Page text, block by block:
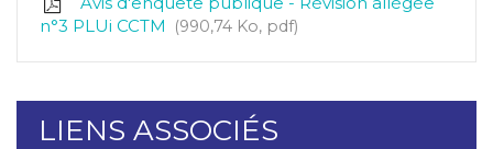
n°3 PLUi CCTM
990,74 Ko, pdf
LIENS ASSOCIÉS